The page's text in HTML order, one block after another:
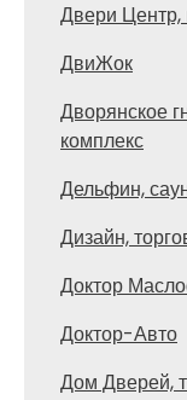
Двери Центр,
ДвиЖок
Дворянское
комплекс
Дельфин,
Дизайн,
Доктор
Доктор-Авто
Дом Дверей,